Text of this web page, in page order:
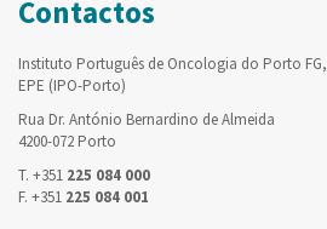
Contactos
Instituto Português de Oncologia do Porto FG,
EPE (IPO-Porto)
Rua Dr. António Bernardino de Almeida
4200-072 Porto
T. +351 225 084 000
F. +351 225 084 001